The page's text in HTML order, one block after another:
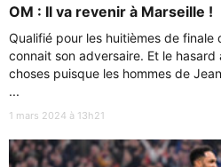
OM : Il va revenir à Marseille !
Qualifié pour les huitièmes de finale
connait son adversaire. Et le
choses puisque les hommes de
...
1 mars 2024 à 13h21